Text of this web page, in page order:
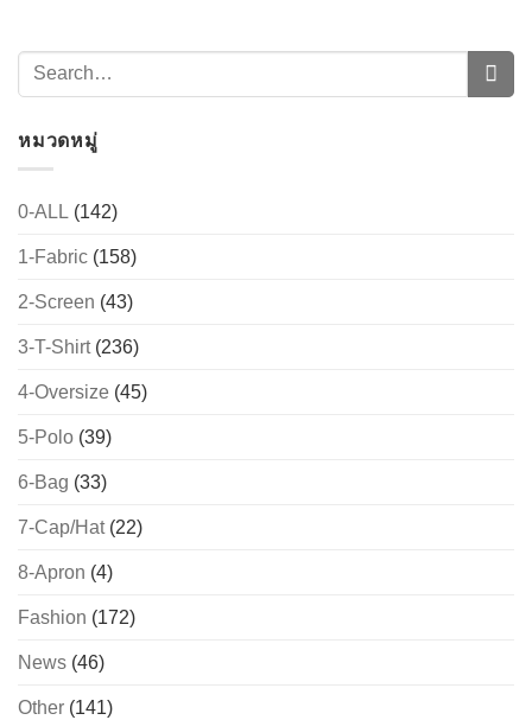
หมวดหมู่
0-ALL (142)
1-Fabric (158)
2-Screen (43)
3-T-Shirt(236)
4-Oversize (45)
5-Polo (39)
6-Bag (33)
7-Cap/Hat(22)
8-Apron (4)
Fashion (172)
News (46)
Other (141)